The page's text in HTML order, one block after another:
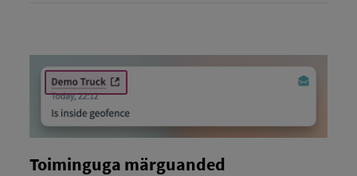
Toiminguga märguanded